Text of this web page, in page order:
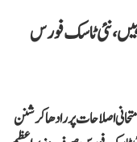
نئی ٹاسک فورس
اصلاحات پر رادھاکرشنن